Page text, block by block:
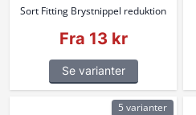
Sort Fitting Brystnippel reduktion
Fra 13 kr
Se varianter
5 varianter